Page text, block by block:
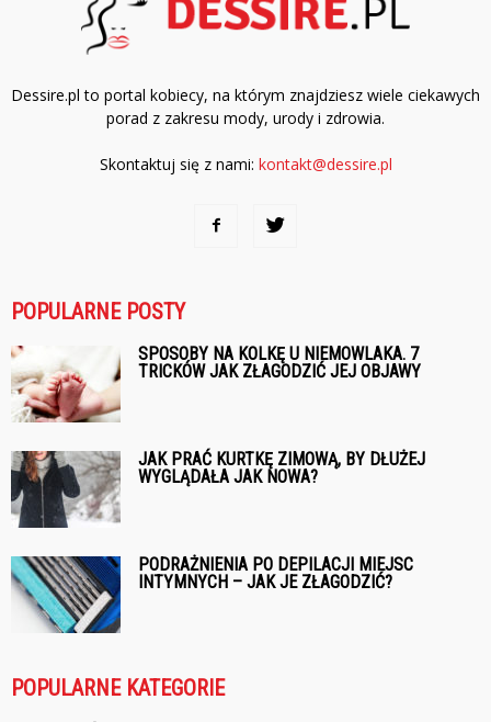
Dessire.pl to portal kobiecy, na którym znajdziesz wiele ciekawych
porad z zakresu mody, urody i zdrowia.
Skontaktuj się z nami: kontakt@dessire.pl
POPULARNE POSTY
SPOSOBY NA KOLKĘ U NIEMOWLAKA. 7
TRICKÓW JAK ZŁAGODZIĆ JEJ OBJAWY
JAK PRAĆ KURTKĘ ZIMOWĄ, BY DŁUŻEJ
WYGLĄDAŁA JAK NOWA?
PODRAŻNIENIA PO DEPILACJI MIEJSC
INTYMNYCH – JAK JE ZŁAGODZIĆ?
POPULARNE KATEGORIE